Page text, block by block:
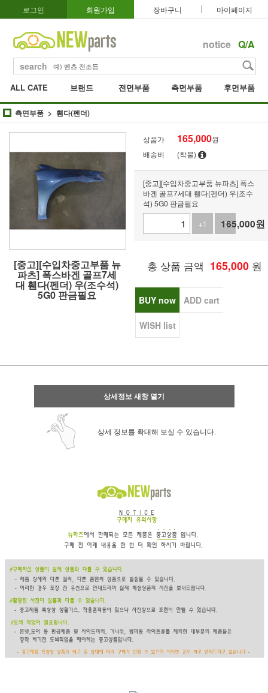
로그인 회원가입 장바구니 마이페이지
notice Q/A
search
ALL CATE 브랜드 전면부품 측면부품 후면부품
측면부품 휀다(펜더)
[중고][수입차중고부품 뉴
파츠] 폭스바겐 골프7세
대 휀다(펜더) 우(조수석)
5G0 판금필요
상품가 165,000원
배송비
(착불)
[중고][수입차중고부품 뉴파츠] 폭스
바겐 골프7세대 휀다(펜더) 우(조수
석) 5G0 판금필요
+1
-1
165,000원
총 상품 금액 165,000 원
BUY now ADD cart
WISH list
상세정보 새창 열기
상세 정보를 확대해 보실 수 있습니다.